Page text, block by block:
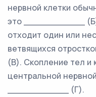
нервной клетки
это ___________
отходит один или
ветвящихся
(В). Скопление тел и
центральной
___________ (Г).